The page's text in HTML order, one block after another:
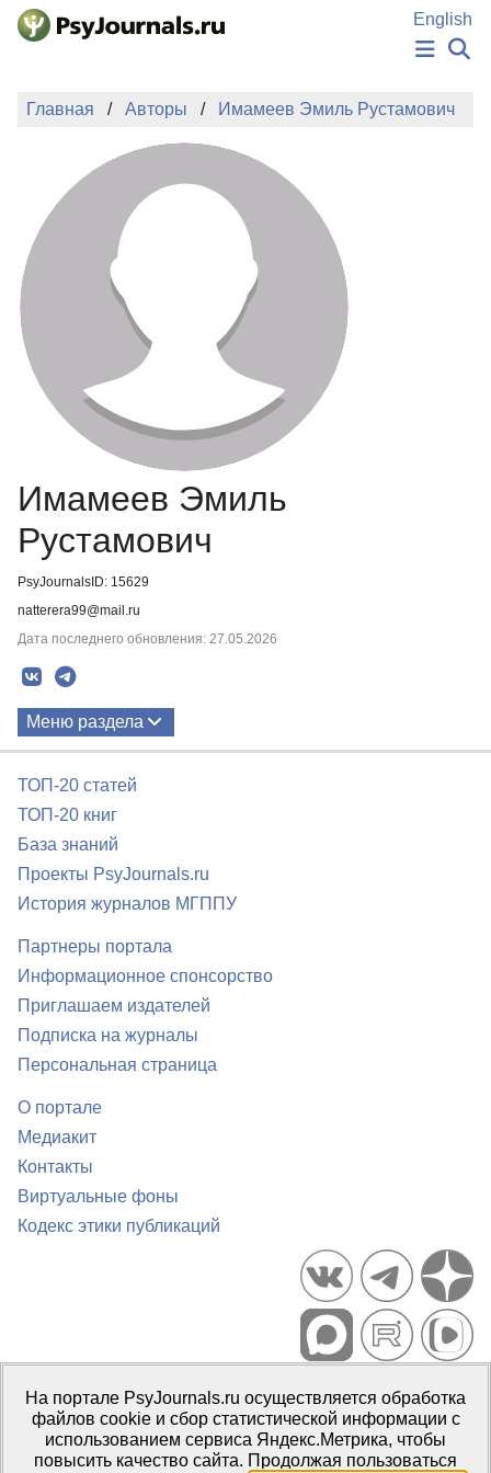
Перейти к основному содержанию
English
НОВОСТИ
АВТОРЫ
ПОДАТЬ РУКОПИСЬ
БАЗА ЗНАНИЙ
КЛЮЧЕВЫЕ СЛОВА
Регистрация
Главная Авторы Имамеев Эмиль Рустамович
Имамеев Эмиль
Рустамович
PsyJournalsID: 15629
natterera99@mail.ru
Дата последнего обновления: 27.05.2026
Меню раздела
ТОП-20 статей
ТОП-20 книг
База знаний
Проекты PsyJournals.ru
История журналов МГППУ
Партнеры портала
Информационное спонсорство
Приглашаем издателей
Подписка на журналы
Персональная страница
О портале
Медиакит
Контакты
Виртуальные фоны
Кодекс этики публикаций
Портал психологических изданий PsyJournals.ru, 2007–2026
Правила использования материалов
Свидетельство регистрации СМИЭл № ФС77-66447 от 14 июля
2016 г.
На портале PsyJournals.ru осуществляется обработка
файлов cookie и сбор статистической информации с
использованием сервиса Яндекс.Метрика, чтобы
повысить качество сайта. Продолжая пользоваться